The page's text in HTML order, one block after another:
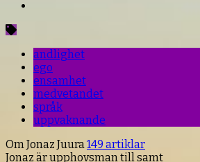
andlighet
ego
ensamhet
medvetandet
språk
uppvaknande
Om Jonaz Juura 149 artiklar
Jonaz är upphovsman till samt